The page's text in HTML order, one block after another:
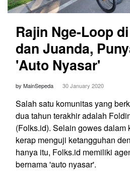
Rajin Nge-Loop
dan Juanda,
'Auto Nyasar'
by MainSepeda 30 January 2020
Salah satu komunitas yang
dua tahun terakhir adalah
(Folks.id). Selain gowes dalam
kerap menguji ketangguhan
hanya itu, Folks.id memiliki
bernama 'auto nyasar'.